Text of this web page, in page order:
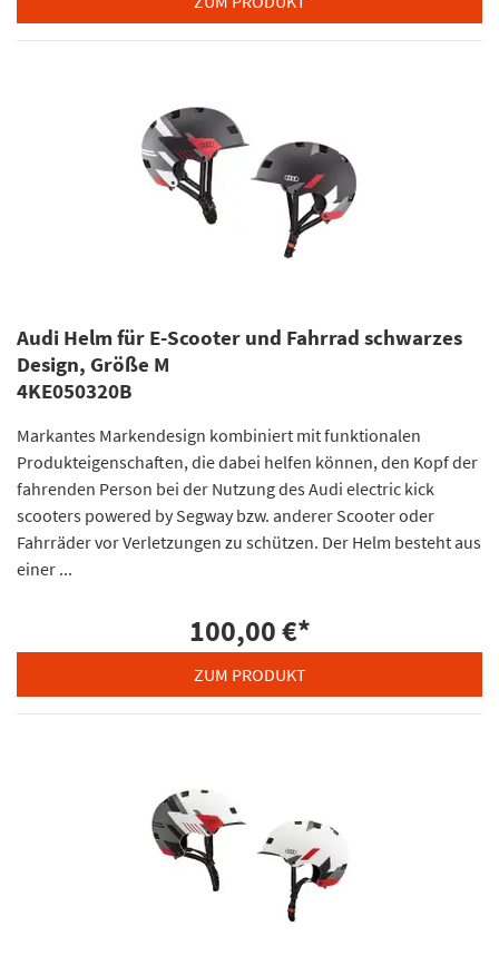
Audi Helm für E-Scooter und Fahrrad schwarzes
Design, Größe M
4KE050320B
Markantes Markendesign kombiniert mit funktionalen
Produkteigenschaften, die dabei helfen können, den Kopf der
fahrenden Person bei der Nutzung des Audi electric kick
scooters powered by Segway bzw. anderer Scooter oder
Fahrräder vor Verletzungen zu schützen. Der Helm besteht aus
einer ...
100,00 €*
ZUM PRODUKT